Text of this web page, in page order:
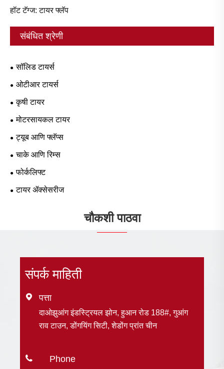
हॉट टॅग्ज: टायर फ्लॅप
संबंधित श्रेणी
सॉलिड टायर्स
ओटीआर टायर्स
कृषी टायर
मोटरसायकल टायर
ट्यूब आणि फ्लॅप्स
चाके आणि रिम्स
फोर्कलिफ्ट
टायर ॲक्सेसरीज
चौकशी पाठवा
संपर्क माहिती
 पत्ता
दाओझुआंग इंडस्ट्रियल झोन, हुआन रोड 188#, गुआंग
राव टाउन, डोंगयिंग सिटी, शेडोंग प्रांत चीन
